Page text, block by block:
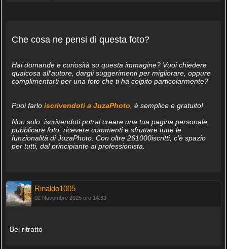
Che cosa ne pensi di questa foto?
Hai domande e curiosità su questa immagine? Vuoi chiedere
qualcosa all'autore, dargli suggerimenti per migliorare, oppure
complimentarti per una foto che ti ha colpito particolarmente?
Puoi farlo iscrivendoti a JuzaPhoto, è semplice e gratuito!
Non solo: iscrivendoti potrai creare una tua pagina personale,
pubblicare foto, ricevere commenti e sfruttare tutte le
funzionalità di JuzaPhoto. Con oltre 261000iscritti, c'è spazio
per tutti, dal principiante al professionista.
Rinaldo1005
02 Novembre 2025 ore 14:33
Bel ritratto